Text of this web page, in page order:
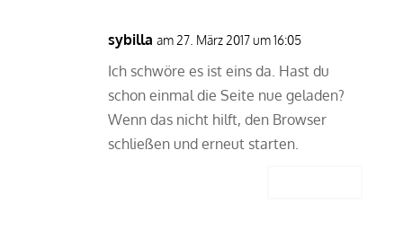
sybilla am 27. März 2017 um 16:05
Ich schwöre es ist eins da. Hast du
schon einmal die Seite nue geladen?
Wenn das nicht hilft, den Browser
schließen und erneut starten.